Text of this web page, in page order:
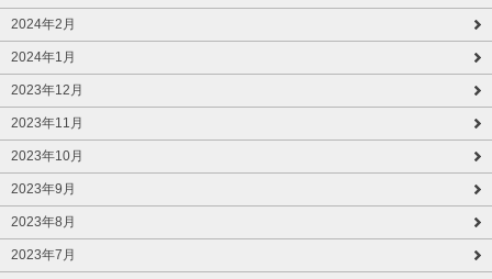
2024年2月
2024年1月
2023年12月
2023年11月
2023年10月
2023年9月
2023年8月
2023年7月